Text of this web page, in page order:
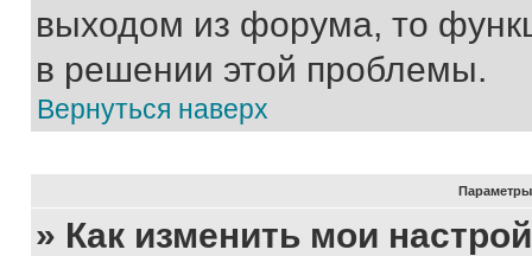
выходом из форума, то
в решении этой проблемы.
Вернуться наверх
Параметры
» Как изменить мои